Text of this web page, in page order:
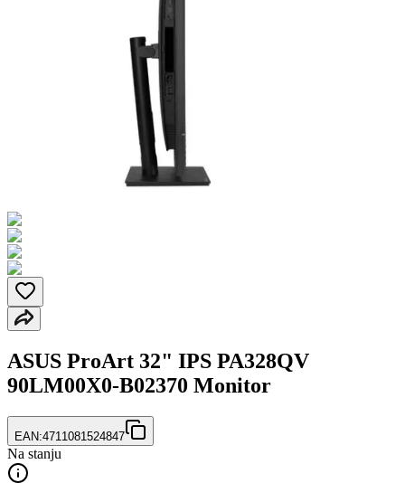
ASUS ProArt 32" IPS PA328QV
90LM00X0-B02370 Monitor
EAN:4711081524847
Na stanju